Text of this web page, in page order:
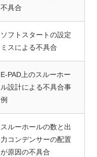
不具合
ソフトスタートの設定
ミスによる不具合
E-PAD上のスルーホー
ル設計による不具合事
例
スルーホールの数と出
力コンデンサーの配置
が原因の不具合